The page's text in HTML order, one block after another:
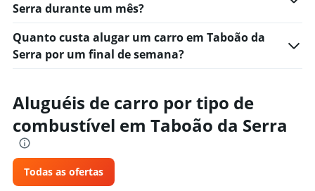
Serra durante um mês?
Quanto custa alugar um carro em Taboão da
Serra por um final de semana?
Aluguéis de carro por tipo de
combustível em Taboão da Serra
Todas as ofertas